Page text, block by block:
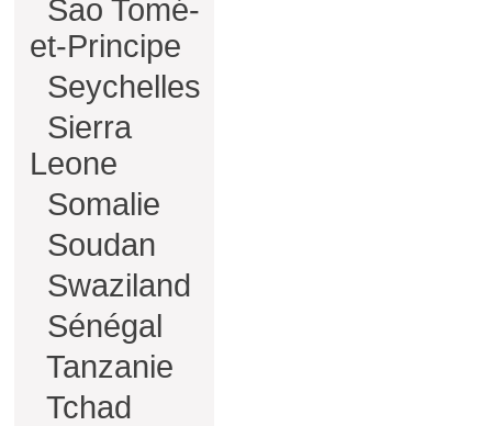
Sao Tomé-
et-Principe
Seychelles
Sierra
Leone
Somalie
Soudan
Swaziland
Sénégal
Tanzanie
Tchad